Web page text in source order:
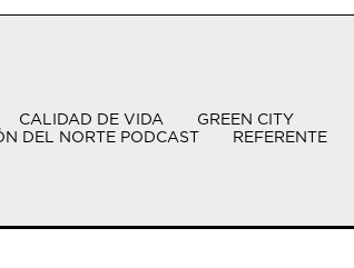
CALIDAD DE VIDA
GREEN CITY
DEL NORTE PODCAST REFERENTE